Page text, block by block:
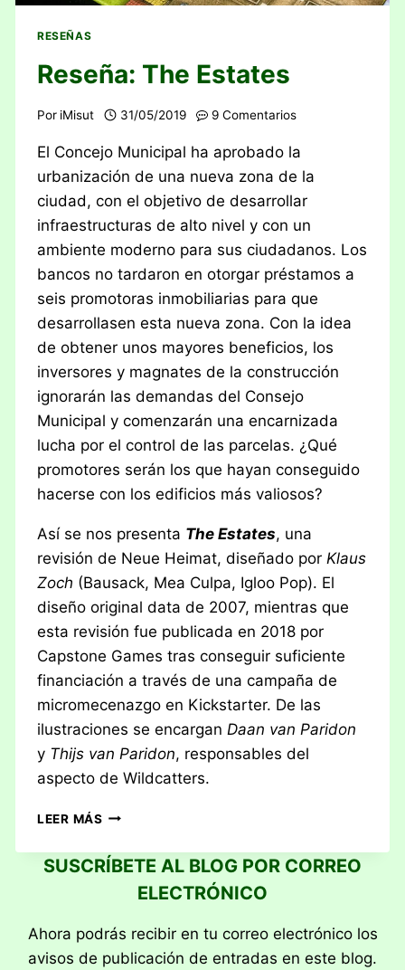
RESEÑAS
Reseña: The Estates
Por iMisut 31/05/2019 9 Comentarios
El Concejo Municipal ha aprobado la
urbanización de una nueva zona de la
ciudad, con el objetivo de desarrollar
infraestructuras de alto nivel y con un
ambiente moderno para sus ciudadanos. Los
bancos no tardaron en otorgar préstamos a
seis promotoras inmobiliarias para que
desarrollasen esta nueva zona. Con la idea
de obtener unos mayores beneficios, los
inversores y magnates de la construcción
ignorarán las demandas del Consejo
Municipal y comenzarán una encarnizada
lucha por el control de las parcelas. ¿Qué
promotores serán los que hayan conseguido
hacerse con los edificios más valiosos?
Así se nos presenta The Estates, una
revisión de Neue Heimat, diseñado por Klaus
Zoch (Bausack, Mea Culpa, Igloo Pop). El
diseño original data de 2007, mientras que
esta revisión fue publicada en 2018 por
Capstone Games tras conseguir suficiente
financiación a través de una campaña de
micromecenazgo en Kickstarter. De las
ilustraciones se encargan Daan van Paridon
y Thijs van Paridon, responsables del
aspecto de Wildcatters.
LEER MÁS RESEÑA:
ESTATES
SUSCRÍBETE AL BLOG POR CORREO
ELECTRÓNICO
Ahora podrás recibir en tu correo electrónico los
avisos de publicación de entradas en este blog.